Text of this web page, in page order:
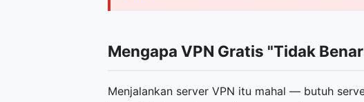
Mengapa VPN Gratis "Tidak
Menjalankan server VPN itu mahal — butuh